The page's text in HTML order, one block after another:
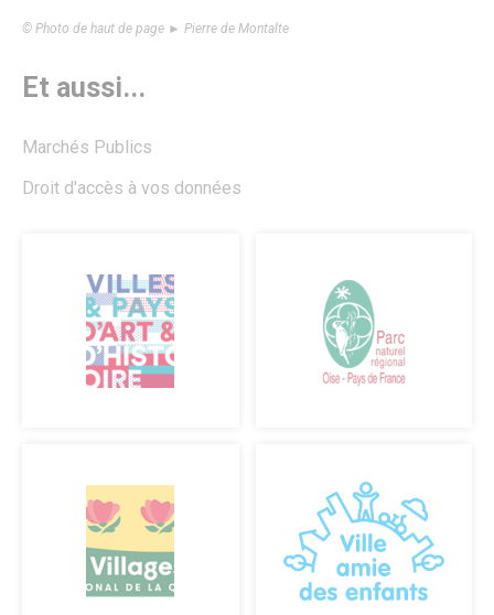
Formulaire de création ou de mise à jour des associations
Organisation de manifestations
Location de salles
Salles polyvalentes
Modalités de location
Formulaire de création ou de mise à jour des commerces
Annuaire des Entreprises
Formulaire de création et mise à jour des entreprises
Association des Commercants de Senlis
Association Sud Oise Entreprises
Emploi & Stages
© Photo de haut de page ► Pierre de Montalte
Et aussi...
Marchés Publics
Droit d'accès à vos données